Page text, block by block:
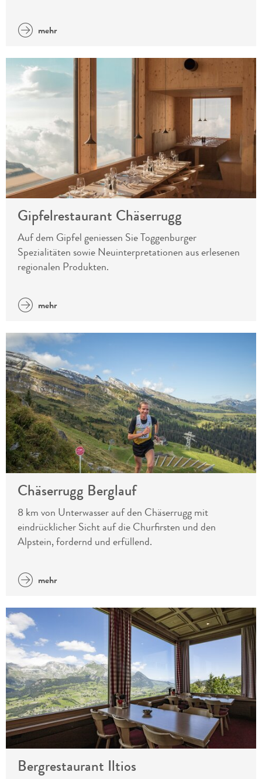
mehr
Gipfelrestaurant Chäserrugg
Auf dem Gipfel geniessen Sie Toggenburger
Spezialitäten sowie Neuinterpretationen aus erlesenen
regionalen Produkten.
mehr
Chäserrugg Berglauf
8 km von Unterwasser auf den Chäserrugg mit
eindrücklicher Sicht auf die Churfirsten und den
Alpstein, fordernd und erfüllend.
mehr
Bergrestaurant Iltios